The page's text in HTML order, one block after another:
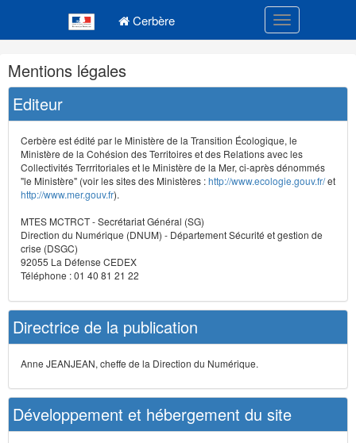
Cerbère Toggle
Navigation
et
outils
annexes
Mentions légales
Editeur
Cerbère est édité par le Ministère de la Transition Écologique, le
Ministère de la Cohésion des Territoires et des Relations avec les
Collectivités Terrritoriales et le Ministère de la Mer, ci-après dénommés
"le Ministère" (voir les sites des Ministères :http://www.ecologie.gouv.fr/et
http://www.mer.gouv.fr).
MTES MCTRCT - Secrétariat Général (SG)
Direction du Numérique (DNUM) - Département Sécurité et gestion de
crise (DSGC)
92055 La Défense CEDEX
Téléphone : 01 40 81 21 22
Directrice de la publication
Anne JEANJEAN, cheffe de la Direction du Numérique.
Développement et hébergement du site